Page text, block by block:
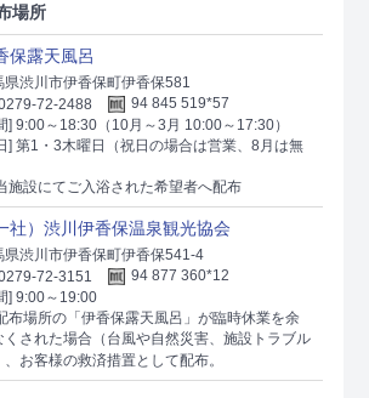
場所
保露天風呂
県渋川市伊香保町伊香保581
72-2488
94 845 519*57
] 9:00～18:30（10月～3月 10:00～17:30）
] 第1・3木曜日（祝日の場合は営業、8月は無
施設にてご入浴された希望者へ配布
社）渋川伊香保温泉観光協会
県渋川市伊香保町伊香保541-4
72-3151
94 877 360*12
] 9:00～19:00
布場所の「伊香保露天風呂」が臨時休業を余
くされた場合（台風や自然災害、施設トラブル
、お客様の救済措置として配布。